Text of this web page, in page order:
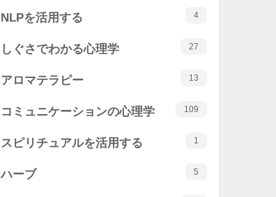
NLPを活用する 4
しぐさでわかる心理学 27
アロマテラピー 13
コミュニケーションの心理学 109
スピリチュアルを活用する 1
ハーブ 5